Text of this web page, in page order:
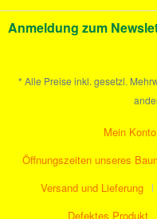
Anmeldung zum
* Alle Preise inkl. gesetzl.
Mein Konto
Öffnungszeiten unseres
Versand und Lieferung
Defektes Produkt